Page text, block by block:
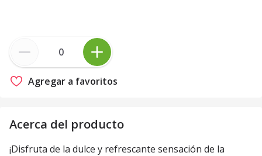
Agregar a favoritos
Acerca del producto
¡Disfruta de la dulce y refrescante sensación de la